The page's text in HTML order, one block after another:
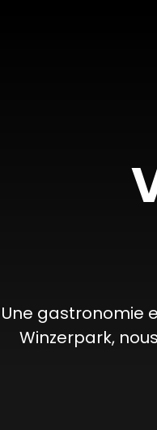
Une gastronomie
Winzerpark,